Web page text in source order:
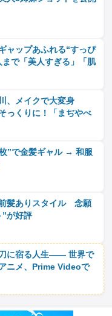
ャップあふれる“すっぴ
で「美人すぎる」「肌
、メイクで大変身
っくりに！「まぢやべ
”で金髪ギャル → 和服
髪ありスタイル 念願
”が好評
に宿る人生―― 世界で
ニメ、Prime Videoで